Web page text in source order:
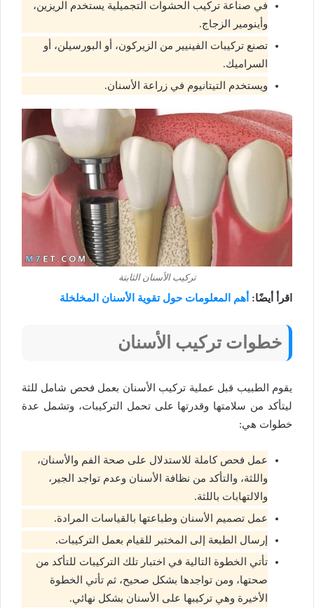
في صناعة تركيب الحشوات التجميلية يستخدم الريزين،
وأينومير الزجاج.
تصنع تركيبات الفينيير من الزيركون، أو البورسيلن، أو
السراميك.
ويستخدم التيتانيوم في زراعة الأسنان.
تركيب الأسنان الثابتة
اقرأ أيضًا: أهم المعلومات حول تقوية الأسنان المخلخلة
خطوات تركيب الأسنان
يقوم الطبيب قبل عملية تركيب الأسنان بعمل فحص شامل للثة
ليتأكد من سلامتها وقدرتها على تحمل التركيبات، وتشمل عدة
خطوات هي:
عمل فحص كاملة للاستدلال على صحة الفم والأسنان،
واللثة، والتأكد من نظافة الأسنان وعدم تواجد الجير،
والالتهابات باللثة.
عمل تصميم الأسنان وطباعتها بالقياسات المرادة.
إرسال الطبعة إلى المختبر للقيام بعمل التركيبات.
تأتي الخطوة التالية في اختبار تلك التركيبات للتأكد من
صحتها، ومن تواجدها بشكل صحيح، ثم تأتي الخطوة
الأخيرة وهي تركيبها على الأسنان بشكل نهائي.